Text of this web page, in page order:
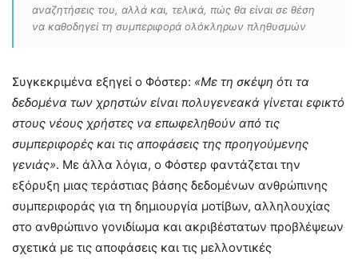
αναζητήσεις του, αλλά και, τελικά, πώς θα είναι σε θέση
να καθοδηγεί τη συμπεριφορά ολόκληρων πληθυσμών
Συγκεκριμένα εξηγεί ο Φόστερ: «Με τη σκέψη ότι τα
δεδομένα των χρηστών είναι πολυγενεακά γίνεται εφικτό
στους νέους χρήστες να επωφεληθούν από τις
συμπεριφορές και τις αποφάσεις της προηγούμενης
γενιάς». Με άλλα λόγια, ο Φόστερ φαντάζεται την
εξόρυξη μιας τεράστιας βάσης δεδομένων ανθρώπινης
συμπεριφοράς για τη δημιουργία μοτίβων, αλληλουχίας
στο ανθρώπινο γονιδίωμα και ακριβέστατων προβλέψεων
σχετικά με τις αποφάσεις και τις μελλοντικές